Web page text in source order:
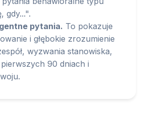
gdy...".
pytania. To pokazuje
i głębokie zrozumienie
wyzwania stanowiska,
90 dniach i